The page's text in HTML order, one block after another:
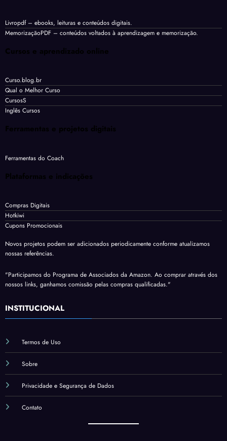
Livropdf– ebooks, leituras e conteúdos digitais.
MemorizaçãoPDF – conteúdos voltados à aprendizagem e memorização.
Cursos e aprendizado online
Curso.blog.br
Qual o Melhor Curso
CursosS
Inglês Cursos
Ferramentas e projetos digitais
Ferramentas do Coach
Plataformas e indicações
Compras Digitais
Hotkiwi
Cupons Promocionais
Novos projetos podem ser adicionados periodicamente conforme atualizamos
nossas referências.
"Participamos do Programa de Associados da Amazon. Ao comprar através dos
nossos links, ganhamos comissão pelas compras qualificadas."
INSTITUCIONAL
Termos de Uso
Sobre
Privacidade e Segurança de Dados
Contato